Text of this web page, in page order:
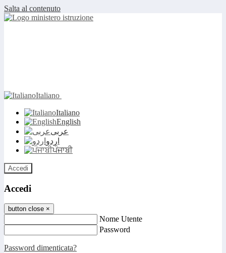
Salta al contenuto
Italiano
Italiano
English
عربى
اردو
ਪੰਜਾਬੀ
Accedi
Accedi
button close ×
Nome Utente
Password
Password dimenticata?